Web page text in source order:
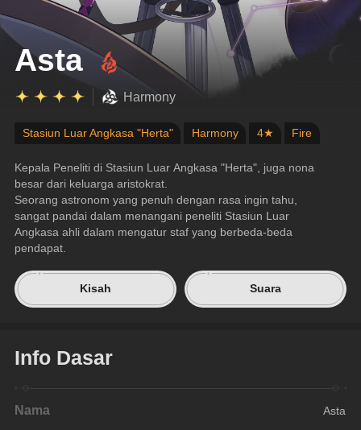
Asta
Harmony
Stasiun Luar Angkasa "Herta" Harmony 4★ Fire
Kepala Peneliti di Stasiun Luar Angkasa "Herta", juga nona
besar dari keluarga aristokrat.
Seorang astronom yang penuh dengan rasa ingin tahu,
sangat pandai dalam menangani peneliti Stasiun Luar
Angkasa ahli dalam mengatur staf yang berbeda-beda
pendapat.
Kisah Suara
Info Dasar
Nama Asta